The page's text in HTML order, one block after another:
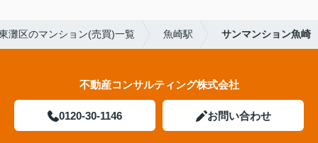
灘区のマンション(売買)一覧 魚崎駅 サンマンション魚崎
不動産コンサルティング株式会社
0120-30-1146 お問い合わせ